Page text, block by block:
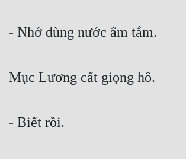
- Nhớ dùng nước ấm tắm.
Mục Lương cất giọng hô.
- Biết rồi.